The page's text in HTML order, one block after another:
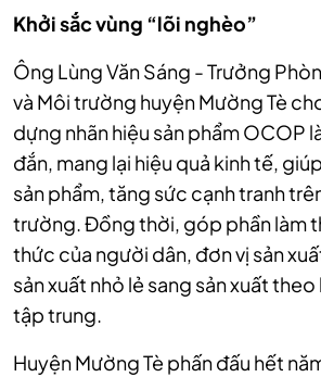
Khởi sắc vùng “lõi nghèo”
Ông Lùng Văn Sáng - Trưởng
và Môi trường huyện Mường Tè
dựng nhãn hiệu sản phẩm OCOP
đắn, mang lại hiệu quả kinh tế,
sản phẩm, tăng sức cạnh tranh
trường.Đồng thời, góp phần làm
thức của người dân, đơn vị sản
sản xuất nhỏ lẻ sang sản xuất
tập trung.
Huyện Mường Tè phấn đấu hết